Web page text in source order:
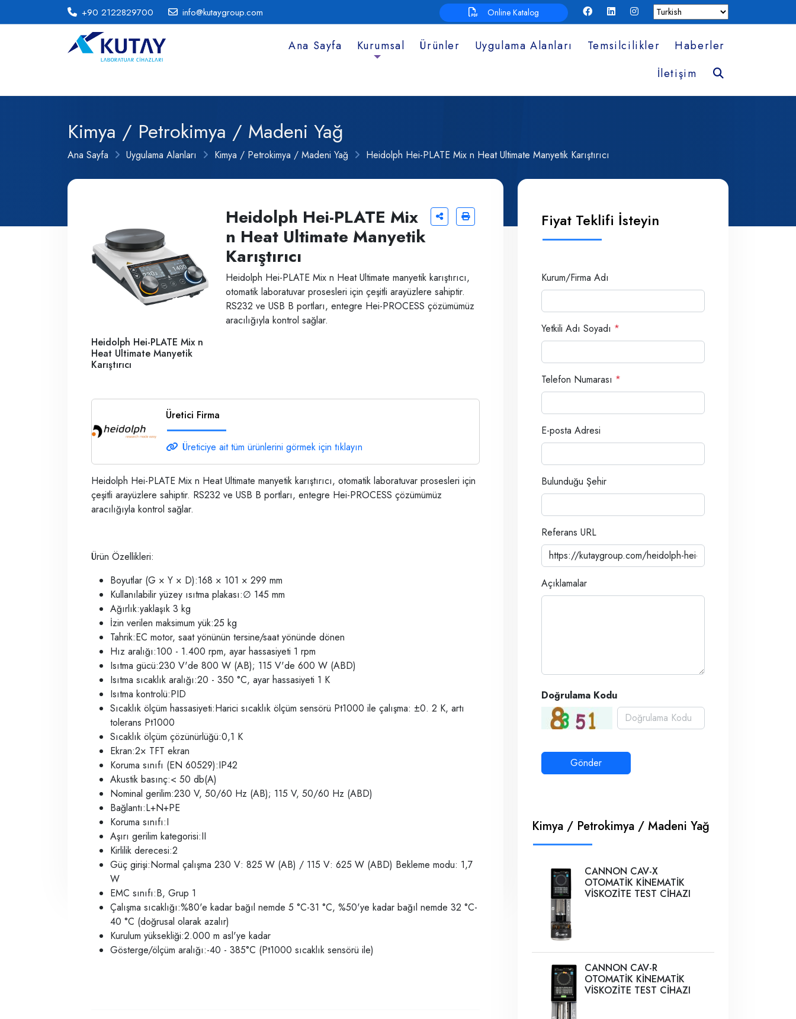
+90 2122829700 info@kutaygroup.com Online Katalog
Ana Sayfa Kurumsal Ürünler Uygulama Alanları Temsilcilikler
Haberler
İletişim
Kimya / Petrokimya / Madeni Yağ
Ana Sayfa Uygulama Alanları Kimya / Petrokimya / Madeni Yağ Heidolph Hei-PLATE Mix n Heat Ultimate Manyetik Karıştırıcı
Heidolph Hei-PLATE Mix n
Heat Ultimate Manyetik
Karıştırıcı
Heidolph Hei-PLATE Mix
n Heat Ultimate Manyetik
Karıştırıcı
Heidolph Hei-PLATE Mix n Heat Ultimate manyetik karıştırıcı,
otomatik laboratuvar prosesleri için çeşitli arayüzlere sahiptir.
RS232 ve USB B portları, entegre Hei-PROCESS çözümümüz
aracılığıyla kontrol sağlar.
Üretici Firma
Üreticiye ait tüm ürünlerini görmek için tıklayın
Heidolph Hei-PLATE Mix n Heat Ultimate manyetik karıştırıcı, otomatik laboratuvar prosesleri için
çeşitli arayüzlere sahiptir. RS232 ve USB B portları, entegre Hei-PROCESS çözümümüz
aracılığıyla kontrol sağlar.
Ürün Özellikleri:
Boyutlar (G × Y × D):168 × 101 × 299 mm
Kullanılabilir yüzey ısıtma plakası:∅ 145 mm
Ağırlık:yaklaşık 3 kg
İzin verilen maksimum yük:25 kg
Tahrik:EC motor, saat yönünün tersine/saat yönünde dönen
Hız aralığı:100 - 1.400 rpm, ayar hassasiyeti 1 rpm
Isıtma gücü:230 V'de 800 W (AB); 115 V'de 600 W (ABD)
Isıtma sıcaklık aralığı:20 - 350 °C, ayar hassasiyeti 1 K
Isıtma kontrolü:PID
Sıcaklık ölçüm hassasiyeti:Harici sıcaklık ölçüm sensörü Pt1000 ile çalışma: ±0. 2 K, artı
tolerans Pt1000
Sıcaklık ölçüm çözünürlüğü:0,1 K
Ekran:2× TFT ekran
Koruma sınıfı (EN 60529):IP42
Akustik basınç:< 50 db(A)
Nominal gerilim:230 V, 50/60 Hz (AB); 115 V, 50/60 Hz (ABD)
Bağlantı:L+N+PE
Koruma sınıfı:I
Aşırı gerilim kategorisi:II
Kirlilik derecesi:2
Güç girişi:Normal çalışma 230 V: 825 W (AB) / 115 V: 625 W (ABD) Bekleme modu: 1,7
W
EMC sınıfı:B, Grup 1
Çalışma sıcaklığı:%80'e kadar bağıl nemde 5 °C-31 °C, %50'ye kadar bağıl nemde 32 °C-
40 °C (doğrusal olarak azalır)
Kurulum yüksekliği:2.000 m asl'ye kadar
Gösterge/ölçüm aralığı:-40 - 385°C (Pt1000 sıcaklık sensörü ile)
Fiyat Teklifi İsteyin
Kurum/Firma Adı
Yetkili Adı Soyadı *
Telefon Numarası *
E-posta Adresi
Bulunduğu Şehir
Referans URL
Açıklamalar
Doğrulama Kodu
Kimya / Petrokimya / Madeni Yağ
CANNON CAV-X
OTOMATİK KİNEMATİK
VİSKOZİTE TEST CİHAZI
CANNON CAV-R
OTOMATİK KİNEMATİK
VİSKOZİTE TEST CİHAZI